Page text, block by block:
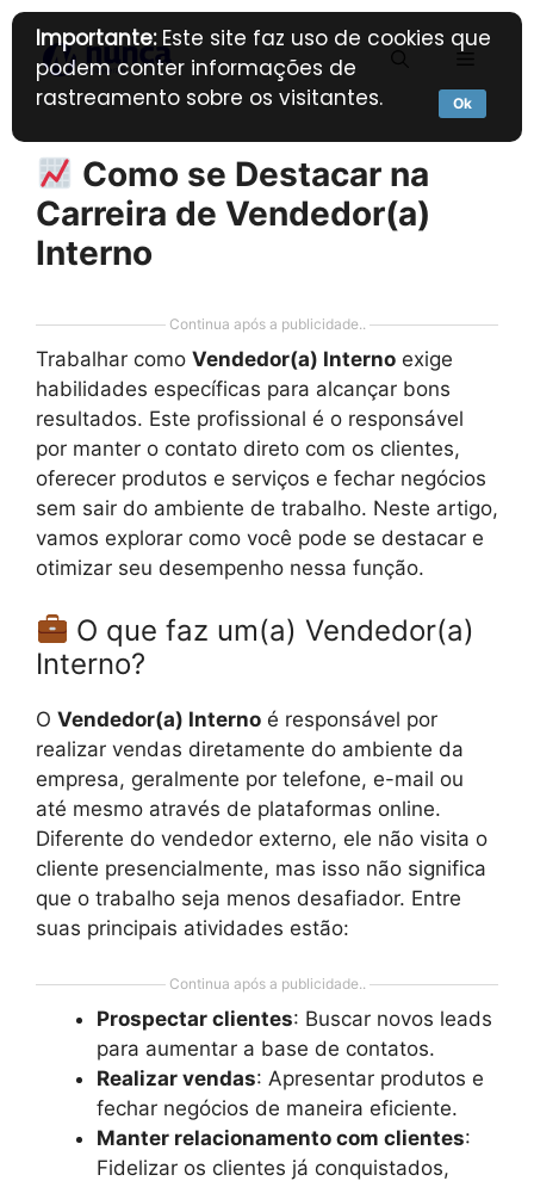
Pular
para
conteúdo
Como se Destacar na
Carreira de Vendedor(a)
Interno
Continua após a publicidade..
Trabalhar como Vendedor(a) Interno exige
habilidades específicas para alcançar bons
resultados. Este profissional é o responsável
por manter o contato direto com os clientes,
oferecer produtos e serviços e fechar negócios
sem sair do ambiente de trabalho. Neste artigo,
vamos explorar como você pode se destacar e
otimizar seu desempenho nessa função.
O que faz um(a) Vendedor(a)
Interno?
O Vendedor(a) Interno é responsável por
realizar vendas diretamente do ambiente da
empresa, geralmente por telefone, e-mail ou
até mesmo através de plataformas online.
Diferente do vendedor externo, ele não visita o
cliente presencialmente, mas isso não significa
que o trabalho seja menos desafiador. Entre
suas principais atividades estão:
Continua após a publicidade..
Prospectar clientes: Buscar novos leads
para aumentar a base de contatos.
Realizar vendas: Apresentar produtos e
fechar negócios de maneira eficiente.
Manter relacionamento com clientes:
Fidelizar os clientes já conquistados,
Importante:Este site faz uso de cookies que
podem conter informações de
rastreamento sobre os visitantes.
Ok